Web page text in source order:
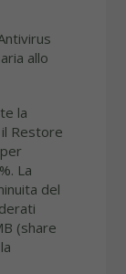
allo
la
Restore
La
del
(share